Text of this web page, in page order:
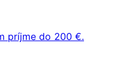
príjme do 200 €.